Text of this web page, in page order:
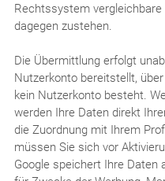
Rechtssystem
dagegen zustehen.
Die Übermittlung erfolgt
Nutzerkonto bereitstellt,
kein Nutzerkonto besteht.
werden Ihre Daten direkt
die Zuordnung mit Ihrem
müssen Sie sich vor
Google speichert Ihre